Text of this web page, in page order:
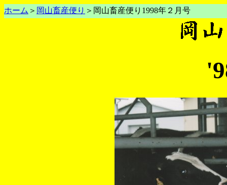
ホーム ＞ 岡山畜産便り ＞岡山畜産便り1998年２月号